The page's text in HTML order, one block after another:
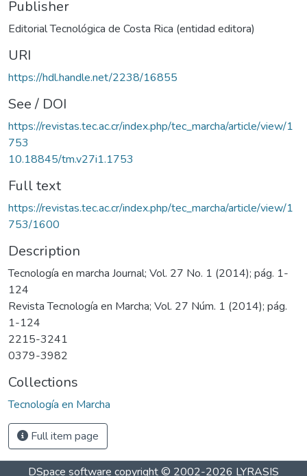
Publisher
Editorial Tecnológica de Costa Rica (entidad editora)
URI
https://hdl.handle.net/2238/16855
See / DOI
https://revistas.tec.ac.cr/index.php/tec_marcha/article/view/1
753
10.18845/tm.v27i1.1753
Full text
https://revistas.tec.ac.cr/index.php/tec_marcha/article/view/1
753/1600
Description
Tecnología en marcha Journal; Vol. 27 No. 1 (2014); pág. 1-
124
Revista Tecnología en Marcha; Vol. 27 Núm. 1 (2014); pág.
1-124
2215-3241
0379-3982
Collections
Tecnología en Marcha
Full item page
DSpace software copyright © 2002-2026 LYRASIS